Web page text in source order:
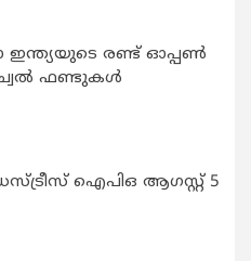
രണ്ട് ഓപ്പണ്‍
ഫണ്ടുകള്‍
ഐപിഒ ആഗസ്റ്റ് 5